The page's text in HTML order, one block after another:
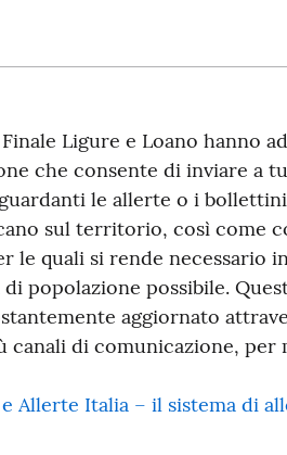
Ligure e Loano hanno
che consente di inviare a
le allerte o i
sul territorio, così come
le quali si rende necessario
di popolazione possibile.
aggiornato
canali di comunicazione,
Allerte Italia – il sistema di